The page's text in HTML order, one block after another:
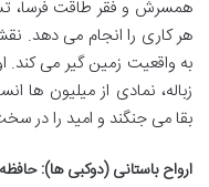
همسرش و فقر طاقت فرسا،
هر کاری را انجام می دهد.
به واقعیت زمین گیر می
زباله، نمادی از میلیون ها
بقا می جنگند و امید را در
ارواح باستانی (دوکبی ها):